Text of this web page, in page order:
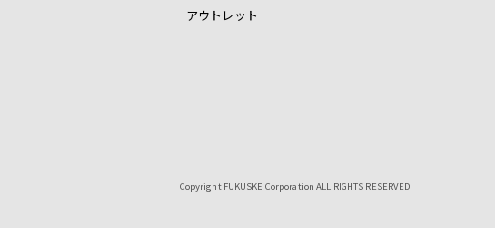
アウトレット
Copyright FUKUSKE Corporation ALL RIGHTS RESERVED